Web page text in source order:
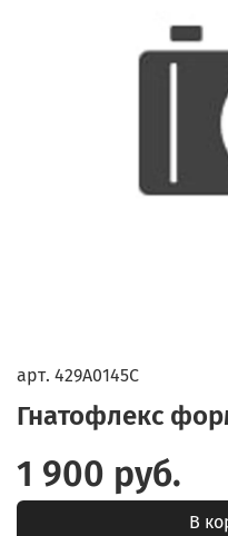
арт. 429A0145C
Гнатофлекс
1 900 руб.
В